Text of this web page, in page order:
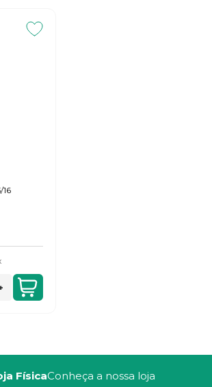
16
FísicaConheça a nossa loja